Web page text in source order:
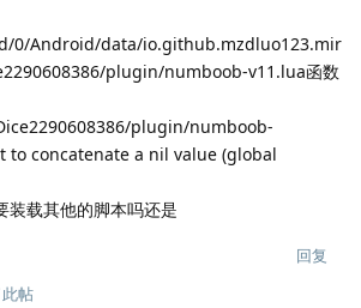
0/Android/data/io.github.mzdluo123.mir
plugin/numboob-v11.lua函数
plugin/numboob-
to concatenate a nil value (global
装载其他的脚本吗还是
回复
帖